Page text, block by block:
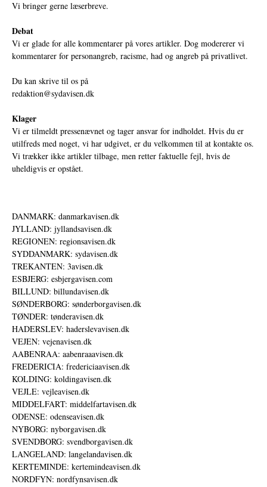
Vi bringer gerne læserbreve.
Debat
Vi er glade for alle kommentarer på vores artikler. Dog modererer vi
kommentarer for personangreb, racisme, had og angreb på privatlivet.
Du kan skrive til os på
redaktion@sydavisen.dk
Klager
Vi er tilmeldt pressenævnet og tager ansvar for indholdet. Hvis du er
utilfreds med noget, vi har udgivet, er du velkommen til at kontakte os.
Vi trækker ikke artikler tilbage, men retter faktuelle fejl, hvis de
uheldigvis er opstået.
DANMARK: danmarkavisen.dk
JYLLAND: jyllandsavisen.dk
REGIONEN: regionsavisen.dk
SYDDANMARK: sydavisen.dk
TREKANTEN: 3avisen.dk
ESBJERG: esbjergavisen.com
BILLUND: billundavisen.dk
SØNDERBORG: sønderborgavisen.dk
TØNDER: tønderavisen.dk
HADERSLEV: haderslevavisen.dk
VEJEN: vejenavisen.dk
AABENRAA: aabenraaavisen.dk
FREDERICIA: fredericiaavisen.dk
KOLDING: koldingavisen.dk
VEJLE: vejleavisen.dk
MIDDELFART: middelfartavisen.dk
ODENSE: odenseavisen.dk
NYBORG: nyborgavisen.dk
SVENDBORG: svendborgavisen.dk
LANGELAND: langelandavisen.dk
KERTEMINDE: kertemindeavisen.dk
NORDFYN: nordfynsavisen.dk